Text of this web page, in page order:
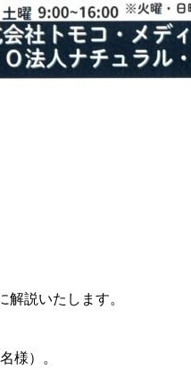
説いたします。
様）。